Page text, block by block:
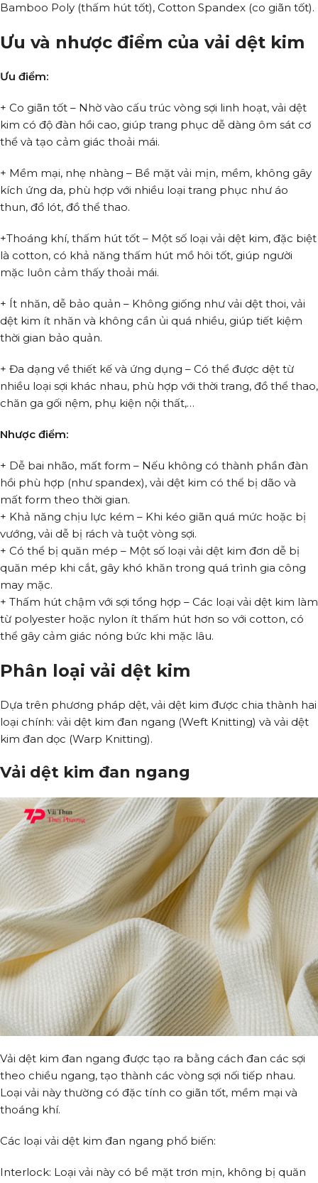
Bamboo Poly (thấm hút tốt), Cotton Spandex (co giãn tốt).
Ưu và nhược điểm của vải dệt kim
Ưu điểm:
+ Co giãn tốt – Nhờ vào cấu trúc vòng sợi linh hoạt, vải dệt
kim có độ đàn hồi cao, giúp trang phục dễ dàng ôm sát cơ
thể và tạo cảm giác thoải mái.
+ Mềm mại, nhẹ nhàng – Bề mặt vải mịn, mềm, không gây
kích ứng da, phù hợp với nhiều loại trang phục như áo
thun, đồ lót, đồ thể thao.
+Thoáng khí, thấm hút tốt – Một số loại vải dệt kim, đặc biệt
là cotton, có khả năng thấm hút mồ hôi tốt, giúp người
mặc luôn cảm thấy thoải mái.
+ Ít nhăn, dễ bảo quản – Không giống như vải dệt thoi, vải
dệt kim ít nhăn và không cần ủi quá nhiều, giúp tiết kiệm
thời gian bảo quản.
+ Đa dạng về thiết kế và ứng dụng – Có thể được dệt từ
nhiều loại sợi khác nhau, phù hợp với thời trang, đồ thể thao,
chăn ga gối nệm, phụ kiện nội thất,…
Nhược điểm:
+ Dễ bai nhão, mất form – Nếu không có thành phần đàn
hồi phù hợp (như spandex), vải dệt kim có thể bị dão và
mất form theo thời gian.
+ Khả năng chịu lực kém – Khi kéo giãn quá mức hoặc bị
vướng, vải dễ bị rách và tuột vòng sợi.
+ Có thể bị quăn mép – Một số loại vải dệt kim đơn dễ bị
quăn mép khi cắt, gây khó khăn trong quá trình gia công
may mặc.
+ Thấm hút chậm với sợi tổng hợp – Các loại vải dệt kim làm
từ polyester hoặc nylon ít thấm hút hơn so với cotton, có
thể gây cảm giác nóng bức khi mặc lâu.
Phân loại vải dệt kim
Dựa trên phương pháp dệt, vải dệt kim được chia thành hai
loại chính: vải dệt kim đan ngang (Weft Knitting) và vải dệt
kim đan dọc (Warp Knitting).
Vải dệt kim đan ngang
Vải dệt kim đan ngang được tạo ra bằng cách đan các sợi
theo chiều ngang, tạo thành các vòng sợi nối tiếp nhau.
Loại vải này thường có đặc tính co giãn tốt, mềm mại và
thoáng khí.
Các loại vải dệt kim đan ngang phổ biến:
Interlock: Loại vải này có bề mặt trơn mịn, không bị quăn